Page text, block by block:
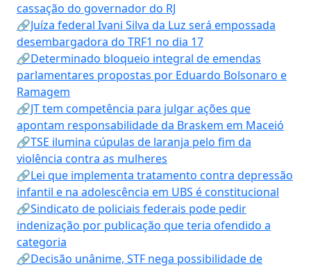
cassação do governador do RJ
🔗Juíza federal Ivani Silva da Luz será empossada
desembargadora do TRF1 no dia 17
🔗Determinado bloqueio integral de emendas
parlamentares propostas por Eduardo Bolsonaro e
Ramagem
🔗JT tem competência para julgar ações que
apontam responsabilidade da Braskem em Maceió
🔗TSE ilumina cúpulas de laranja pelo fim da
violência contra as mulheres
🔗Lei que implementa tratamento contra depressão
infantil e na adolescência em UBS é constitucional
🔗Sindicato de policiais federais pode pedir
indenização por publicação que teria ofendido a
categoria
🔗Decisão unânime, STF nega possibilidade de